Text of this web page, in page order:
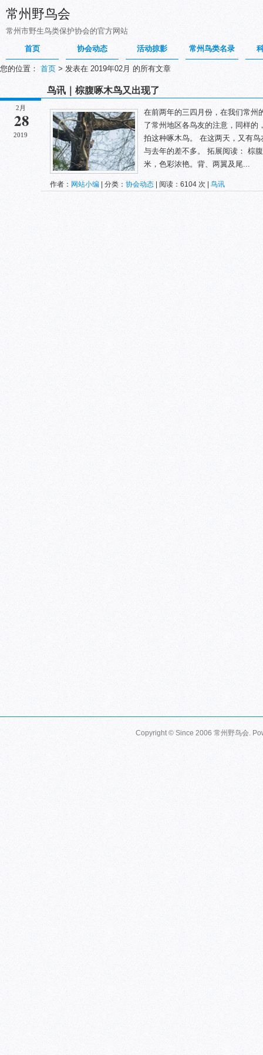
常州野鸟会
常州市野生鸟类保护协会的官方网站
首页
协会动态 活动掠影 常州鸟类名录
您的位置： 首页 > 发表在 2019年02月 的所有文章
2月
28
2019
鸟讯｜棕腹啄木鸟又出现了
在前两年的三四月份，在我们常州
了常州地区各鸟友的注意，同样的
拍这种啄木鸟。 在这两天，又有
与去年的差不多。 拓展阅读： 棕
米，色彩浓艳。背、两翼及尾...
作者： 网站小编 | 分类： 协会动态 | 阅读：6104 次 | 鸟讯
Copyright © Since 2006 常州野鸟会.